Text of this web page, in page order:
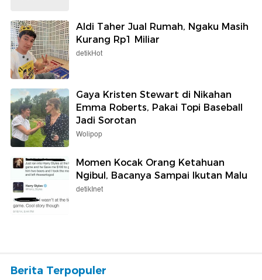
Aldi Taher Jual Rumah, Ngaku Masih
Kurang Rp1 Miliar
detikHot
Gaya Kristen Stewart di Nikahan
Emma Roberts, Pakai Topi Baseball
Jadi Sorotan
Wolipop
Momen Kocak Orang Ketahuan
Ngibul, Bacanya Sampai Ikutan Malu
detikInet
Berita Terpopuler